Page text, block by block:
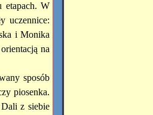
etapach. W
uczennice:
i Monika
na
sposób
piosenka.
z siebie